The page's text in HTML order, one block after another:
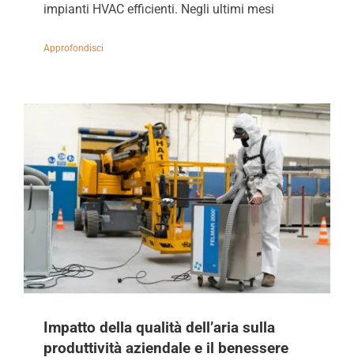
impianti HVAC efficienti. Negli ultimi mesi
Impatto della qualità dell’aria sulla
produttività aziendale e il benessere